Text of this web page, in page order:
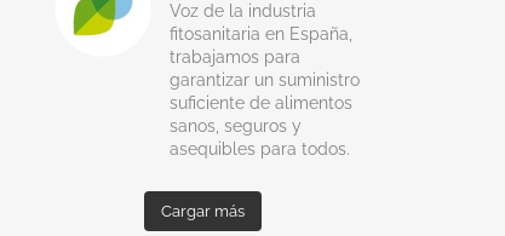
Voz de la industria
fitosanitaria en España,
trabajamos para
garantizar un suministro
suficiente de alimentos
sanos, seguros y
asequibles para todos.
Cargar más